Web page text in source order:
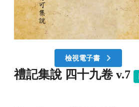
檢視電子書
禮記集說 四十九卷 v.7